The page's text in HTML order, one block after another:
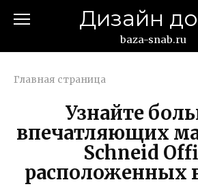
Дизайн
baza-snab.ru
Главная страница
Узнайте
впечатляющих
Schneid
расположенных